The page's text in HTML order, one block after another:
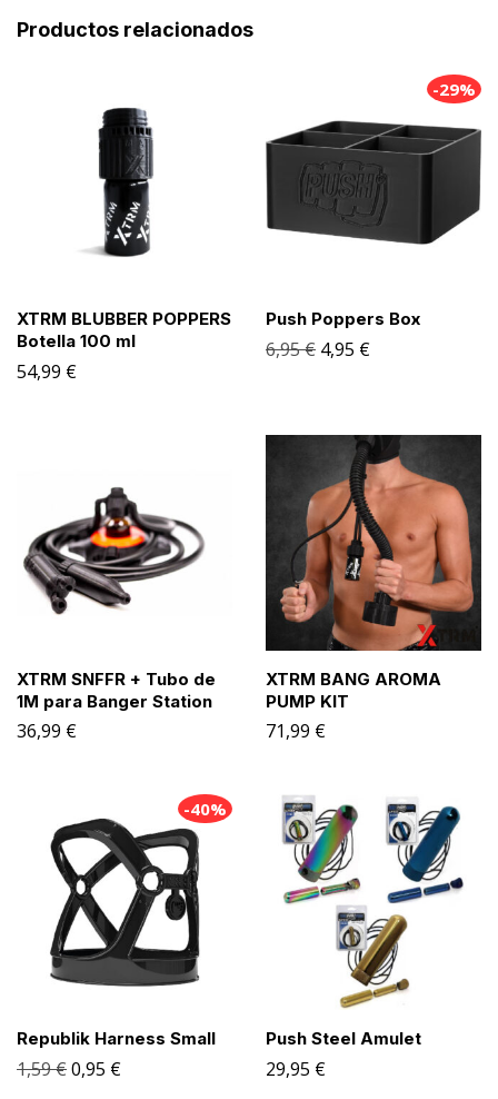
Productos relacionados
XTRM BLUBBER POPPERS
Botella 100 ml
54,99 €
-29%
Push Poppers Box
6,95€ 4,95 €
XTRM SNFFR + Tubo de
1M para Banger Station
36,99 €
XTRM BANG AROMA
PUMP KIT
71,99 €
-40%
Republik Harness Small
1,59€0,95 €
Push Steel Amulet
29,95 €